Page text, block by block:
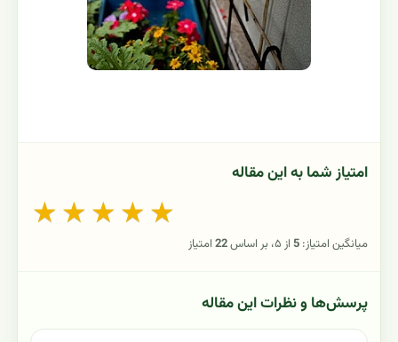
امتیاز شما به این مقاله
★ ★ ★ ★ ★
میانگین امتیاز: 5از ۵، بر اساس 22امتیاز
پرسش‌ها و نظرات این مقاله